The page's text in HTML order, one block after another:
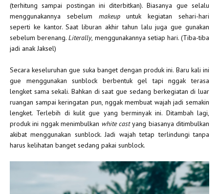
(terhitung sampai postingan ini diterbitkan). Biasanya gue selalu
menggunakannya sebelum makeupuntuk kegiatan sehari-hari
seperti ke kantor. Saat liburan akhir tahun lalu juga gue gunakan
sebelum berenang.Literally, menggunakannya setiap hari. (Tiba-tiba
jadi anak Jaksel)
Secara keseluruhan gue suka banget dengan produk ini. Baru kali ini
gue menggunakan sunblock berbentuk gel tapi nggak terasa
lengket sama sekali. Bahkan di saat gue sedang berkegiatan di luar
ruangan sampai keringatan pun, nggak membuat wajah jadi semakin
lengket. Terlebih di kulit gue yang berminyak ini. Ditambah lagi,
produk ini nggak menimbulkan white castyang biasanya ditimbulkan
akibat menggunakan sunblock. Jadi wajah tetap terlindungi tanpa
harus kelihatan banget sedang pakai sunblock.